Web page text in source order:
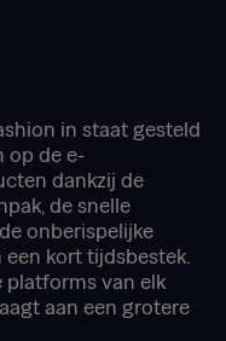
in staat gesteld
op de e-
dankzij de
de snelle
onberispelijke
kort tijdsbestek.
platforms van elk
aan een grotere